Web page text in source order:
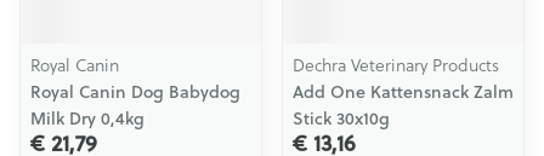
Royal Canin
Royal Canin Dog Babydog
Milk Dry 0,4kg
€ 21,79
Dechra Veterinary Products
Add One Kattensnack Zalm
Stick 30x10g
€ 13,16